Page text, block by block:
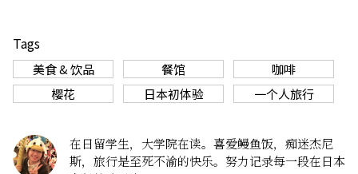
Tags
美食 & 饮品 餐馆
咖啡
樱花
日本初体验 一个人旅行
在日留学生，大学院在读。喜爱鳗鱼饭，痴迷杰尼
斯，旅行是至死不渝的快乐。努力记录每一段在日本